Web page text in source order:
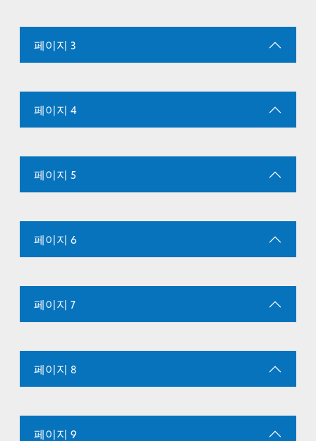
페이지 3
페이지 4
페이지 5
페이지 6
페이지 7
페이지 8
페이지 9